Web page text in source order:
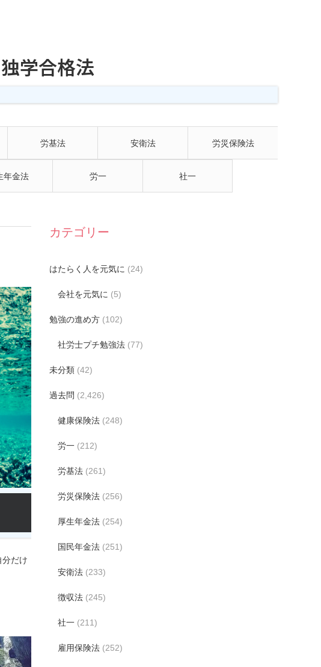
学合格法
労基法 安衛法 労災保険法
年金法 労一 社一
だけ
カテゴリー
はたらく人を元気に (24)
会社を元気に (5)
勉強の進め方 (102)
社労士プチ勉強法 (77)
未分類 (42)
過去問 (2,426)
健康保険法 (248)
労一 (212)
労基法 (261)
労災保険法 (256)
厚生年金法 (254)
国民年金法 (251)
安衛法 (233)
徴収法 (245)
社一 (211)
雇用保険法 (252)